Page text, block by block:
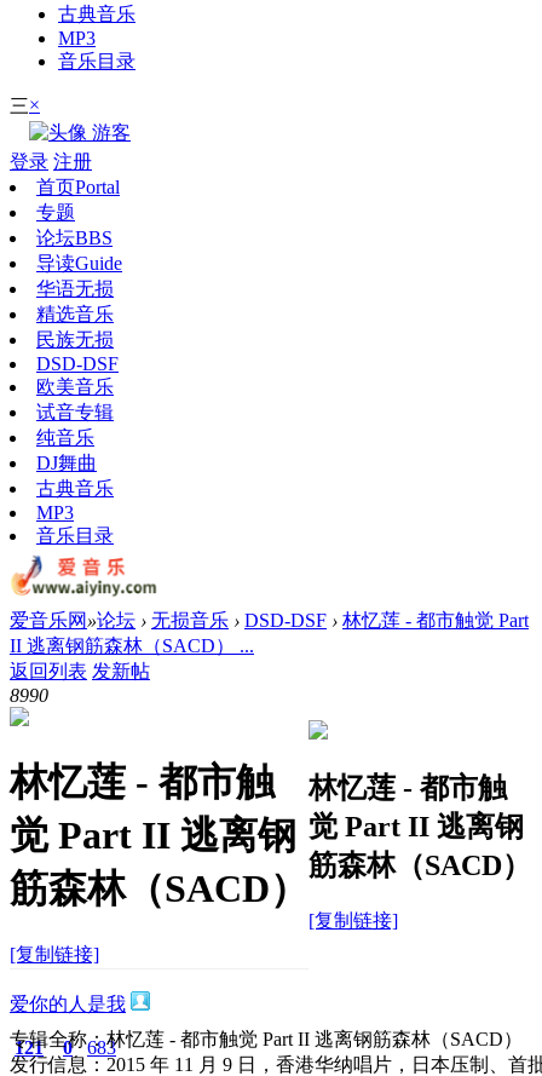
古典音乐
MP3
音乐目录
三×
游客
登录 注册
首页Portal
专题
论坛BBS
导读Guide
华语无损
精选音乐
民族无损
DSD-DSF
欧美音乐
试音专辑
纯音乐
DJ舞曲
古典音乐
MP3
音乐目录
爱音乐网 »论坛 › 无损音乐 › DSD-DSF › 林忆莲 - 都市触觉 Part
II 逃离钢筋森林（SACD） ...
返回列表 发新帖
8990
林忆莲 - 都市触
觉 Part II 逃离钢
筋森林（SACD）
[复制链接]
林忆莲 - 都市触
觉 Part II 逃离钢
筋森林（SACD）
[复制链接]
爱你的人是我
121 0 683
专辑全称：林忆莲 - 都市触觉 Part II 逃离钢筋森林（SACD）
发行信息：2015 年 11 月 9 日，香港华纳唱片，日本压制、首